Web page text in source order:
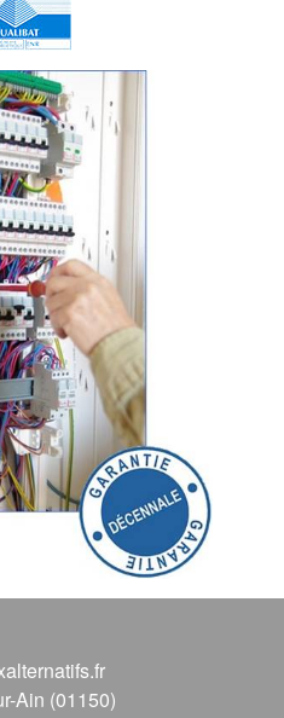
Ain (01150)